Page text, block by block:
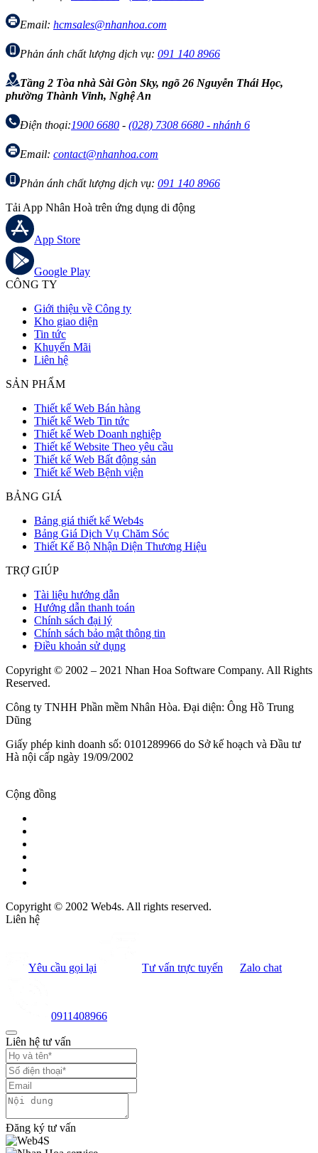
Email: hcmsales@nhanhoa.com
Phản ánh chất lượng dịch vụ: 091 140 8966
Tầng 2 Tòa nhà Sài Gòn Sky, ngõ 26 Nguyễn Thái Học,
phường Thành Vinh, Nghệ An
Điện thoại:1900 6680 - (028) 7308 6680 - nhánh 6
Email: contact@nhanhoa.com
Phản ánh chất lượng dịch vụ: 091 140 8966
Tải App Nhân Hoà trên ứng dụng di động
App Store
Google Play
CÔNG TY
Giới thiệu về Công ty
Kho giao diện
Tin tức
Khuyến Mãi
Liên hệ
SẢN PHẨM
Thiết kế Web Bán hàng
Thiết kế Web Tin tức
Thiết kế Web Doanh nghiệp
Thiết kế Website Theo yêu cầu
Thiết kế Web Bất động sản
Thiết kế Web Bệnh viện
BẢNG GIÁ
Bảng giá thiết kế Web4s
Bảng Giá Dịch Vụ Chăm Sóc
Thiết Kế Bộ Nhận Diện Thương Hiệu
TRỢ GIÚP
Tài liệu hướng dẫn
Hướng dẫn thanh toán
Chính sách đại lý
Chính sách bảo mật thông tin
Điều khoản sử dụng
Copyright © 2002 – 2021 Nhan Hoa Software Company. All Rights
Reserved.
Công ty TNHH Phần mềm Nhân Hòa. Đại diện: Ông Hồ Trung
Dũng
Giấy phép kinh doanh số: 0101289966 do Sở kế hoạch và Đầu tư
Hà nội cấp ngày 19/09/2002
Cộng đồng
Copyright © 2002 Web4s. All rights reserved.
Liên hệ
Yêu cầu gọi lại Tư vấn trực tuyến Zalo chat
0911408966
Liên hệ tư vấn
Đăng ký tư vấn